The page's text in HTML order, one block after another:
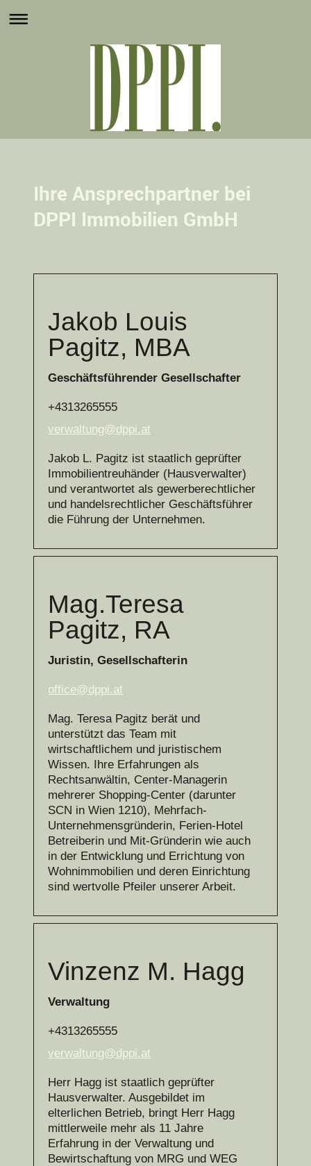
Ihre Ansprechpartner bei
DPPI Immobilien GmbH
Jakob Louis
Pagitz, MBA
Geschäftsführender Gesellschafter
+4313265555
verwaltung@dppi.at
Jakob L. Pagitz ist staatlich geprüfter
Immobilientreuhänder (Hausverwalter)
und verantwortet als gewerberechtlicher
und handelsrechtlicher Geschäftsführer
die Führung der Unternehmen.
Mag.Teresa
Pagitz, RA
Juristin, Gesellschafterin
office@dppi.at
Mag. Teresa Pagitz berät und
unterstützt das Team mit
wirtschaftlichem und juristischem
Wissen. Ihre Erfahrungen als
Rechtsanwältin, Center-Managerin
mehrerer Shopping-Center (darunter
SCN in Wien 1210), Mehrfach-
Unternehmensgründerin, Ferien-Hotel
Betreiberin und Mit-Gründerin wie auch
in der Entwicklung und Errichtung von
Wohnimmobilien und deren Einrichtung
sind wertvolle Pfeiler unserer Arbeit.
Vinzenz M. Hagg
Verwaltung
+4313265555
verwaltung@dppi.at
Herr Hagg ist staatlich geprüfter
Hausverwalter. Ausgebildet im
elterlichen Betrieb, bringt Herr Hagg
mittlerweile mehr als 11 Jahre
Erfahrung in der Verwaltung und
Bewirtschaftung von MRG und WEG